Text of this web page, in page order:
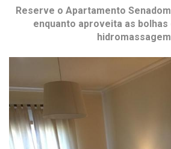
Reserve o Apartamento
enquanto aproveita as bolhas